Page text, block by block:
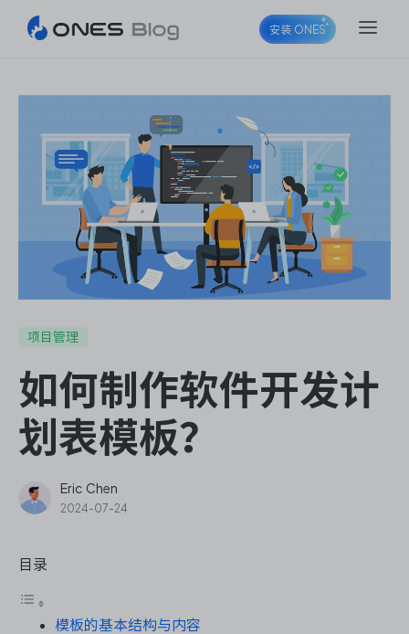
ONES Project
ONES Wiki
ONES Desk
ONES Assistant
瀑布项目管理
安装 ONES
项目管理
如何制作软件开发计
划表模板？
Eric Chen
2024-07-24
目录
模板的基本结构与内容